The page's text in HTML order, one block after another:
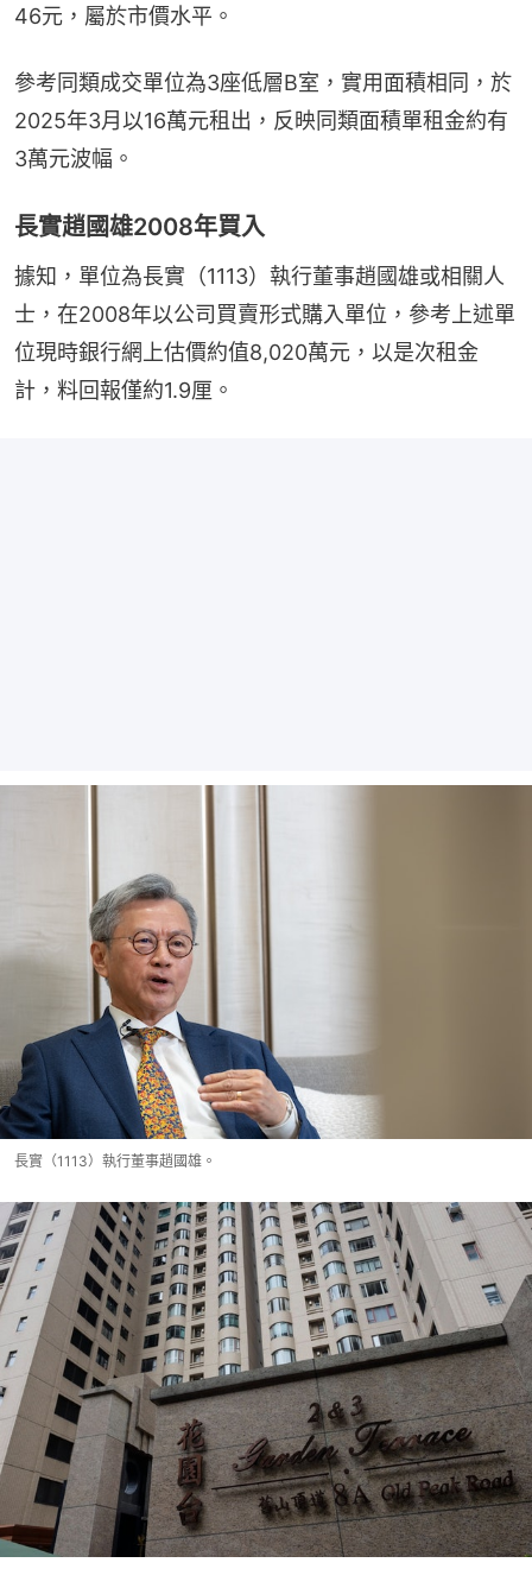
46元，屬於市價水平。
參考同類成交單位為3座低層B室，實用面積相同，於
2025年3月以16萬元租出，反映同類面積單租金約有
3萬元波幅。
長實趙國雄2008年買入
據知，單位為長實（1113）執行董事趙國雄或相關人
士，在2008年以公司買賣形式購入單位，參考上述單
位現時銀行網上估價約值8,020萬元，以是次租金
計，料回報僅約1.9厘。
長實（1113）執行董事趙國雄。